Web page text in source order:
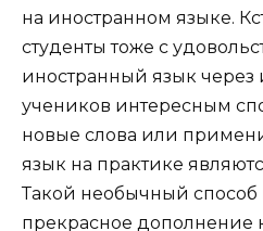
на иностранном языке.
студенты тоже с
иностранный язык через
учеников интересным
новые слова или
язык на практике
Такой необычный
прекрасное дополнение